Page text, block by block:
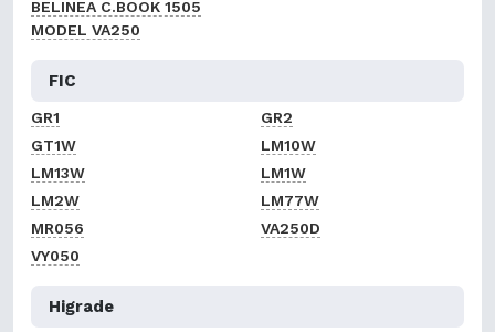
BELINEA C.BOOK 1505
MODEL VA250
FIC
GR1
GR2
GT1W
LM10W
LM13W
LM1W
LM2W
LM77W
MR056
VA250D
VY050
Higrade